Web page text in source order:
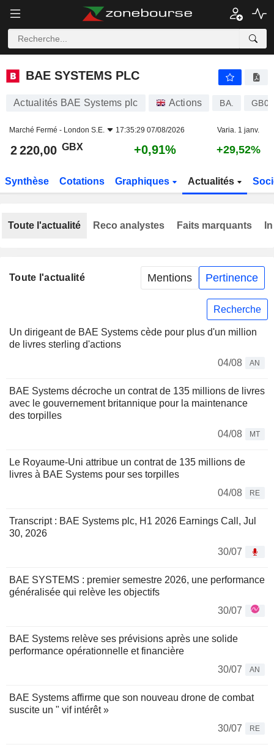
BAE SYSTEMS PLC
BAE SYSTEMS PLC
Actualités BAE Systems plc Actions BA.
Marché Fermé - London S.E. 17:35:29 07/08/2026 Varia. 1 janv.
2 220,00 GBX +0,91% +29,52%
Synthèse Cotations Graphiques Actualités
Toute l'actualité Mentions Pertinence
Recherche
Un dirigeant de BAE Systems cède pour plus d'un million
de livres sterling d'actions
04/08
AN
BAE Systems décroche un contrat de 135 millions de livres
avec le gouvernement britannique pour la maintenance
des torpilles
04/08
MT
Le Royaume-Uni attribue un contrat de 135 millions de
livres à BAE Systems pour ses torpilles
04/08
RE
Transcript : BAE Systems plc, H1 2026 Earnings Call, Jul
30, 2026
30/07
BAE SYSTEMS : premier semestre 2026, une performance
généralisée qui relève les objectifs
30/07
BAE Systems relève ses prévisions après une solide
performance opérationnelle et financière
30/07
AN
BAE Systems affirme que son nouveau drone de combat
suscite un " vif intérêt »
30/07
RE
Toute l'actualité Reco analystes Faits marquants